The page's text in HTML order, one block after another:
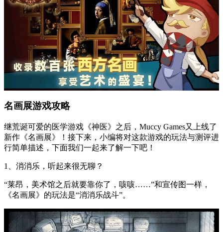
名画展游戏攻略
继荒诞可爱的医学游戏《神医》之后，Muccy Games又上线了
新作《名画展》！接下来，小编将对这款游戏的玩法与测评进
行简单描述，下面我们一起来了解一下吧！
1、消消乐，听起来很无聊？
“莱昂，美术馆之后就要靠你了，咳咳……”和宣传图一样，
《名画展》的玩法是“消消乐战斗”。